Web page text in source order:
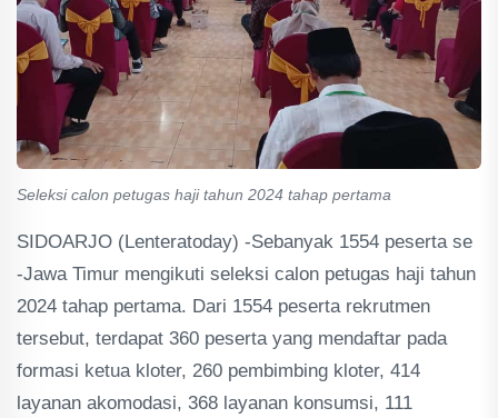
Seleksi calon petugas haji tahun 2024 tahap pertama
SIDOARJO (Lenteratoday) -Sebanyak 1554 peserta se
-Jawa Timur mengikuti seleksi calon petugas haji tahun
2024 tahap pertama. Dari 1554 peserta rekrutmen
tersebut, terdapat 360 peserta yang mendaftar pada
formasi ketua kloter, 260 pembimbing kloter, 414
layanan akomodasi, 368 layanan konsumsi, 111